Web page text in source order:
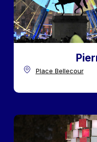
Place Bellecour